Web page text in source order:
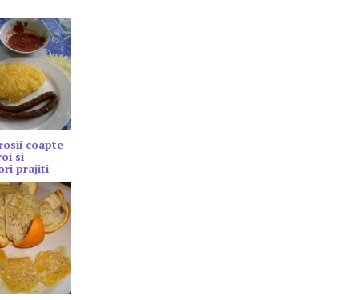
coapte
si
prajiti